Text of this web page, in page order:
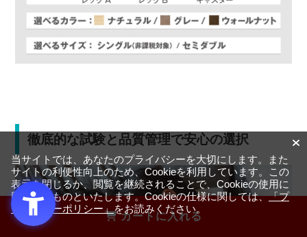
カートに入れる
徹底的な試験と品質管理で安心の選択
当サイトでは、あなたのプライバシーを大切にします。また
サイトの利便性向上のため、Cookieを利用しています。この
表示を閉じるか、閲覧を継続されることで、Cookieの使用に
同意するものといたします。Cookieの仕様に関しては、「プ
ライバシーポリシー」をお読みください。